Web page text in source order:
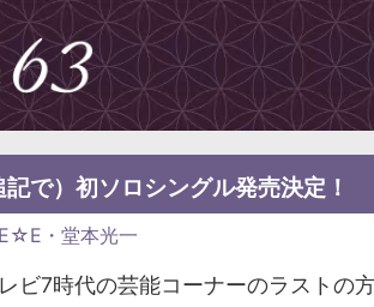
で）初ソロシングル発売決定！
E☆E・堂本光一
ビ7時代の芸能コーナーのラストの